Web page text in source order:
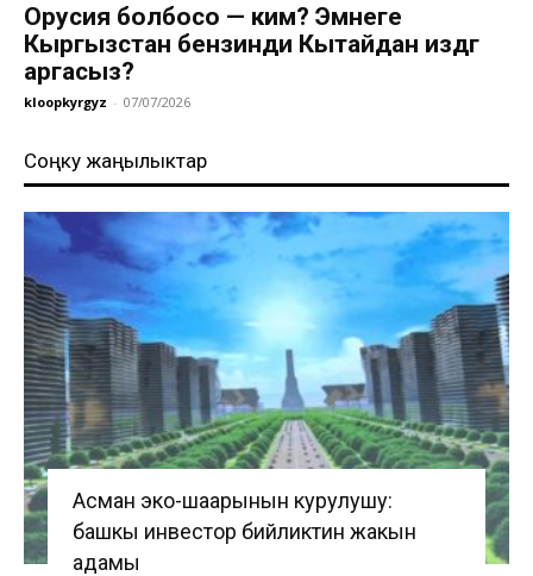
Орусия болбосо — ким? Эмнеге
Кыргызстан бензинди Кытайдан издөөгө
аргасыз?
kloopkyrgyz - 07/07/2026
Соңку жаңылыктар
Асман эко-шаарынын курулушу:
башкы инвестор бийликтин жакын
адамы